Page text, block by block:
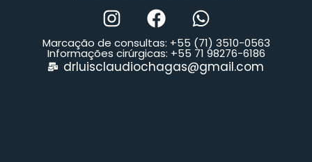
Marcação de consultas: +55 (71) 3510-0563
Informações cirúrgicas: +55 71 98276-6186
drluisclaudiochagas@gmail.com